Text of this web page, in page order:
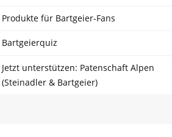
Produkte für Bartgeier-Fans
Bartgeierquiz
Jetzt unterstützen: Patenschaft Alpen
(Steinadler & Bartgeier)